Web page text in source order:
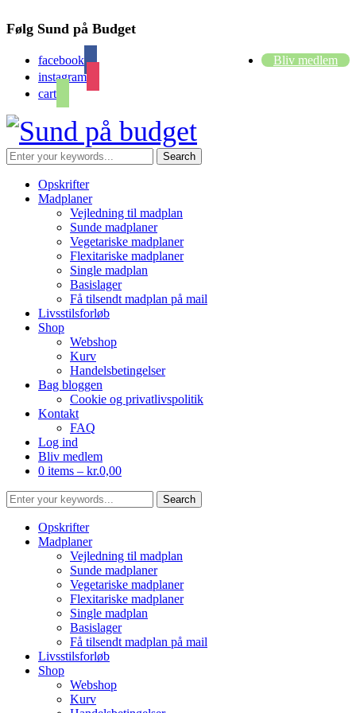
Følg Sund på Budget
facebook
instagram
cart
Bliv medlem
Opskrifter
Madplaner
Vejledning til madplan
Sunde madplaner
Vegetariske madplaner
Flexitariske madplaner
Single madplan
Basislager
Få tilsendt madplan på mail
Livsstilsforløb
Shop
Webshop
Kurv
Handelsbetingelser
Bag bloggen
Cookie og privatlivspolitik
Kontakt
FAQ
Log ind
Bliv medlem
0 items – kr.0,00
Opskrifter
Madplaner
Vejledning til madplan
Sunde madplaner
Vegetariske madplaner
Flexitariske madplaner
Single madplan
Basislager
Få tilsendt madplan på mail
Livsstilsforløb
Shop
Webshop
Kurv